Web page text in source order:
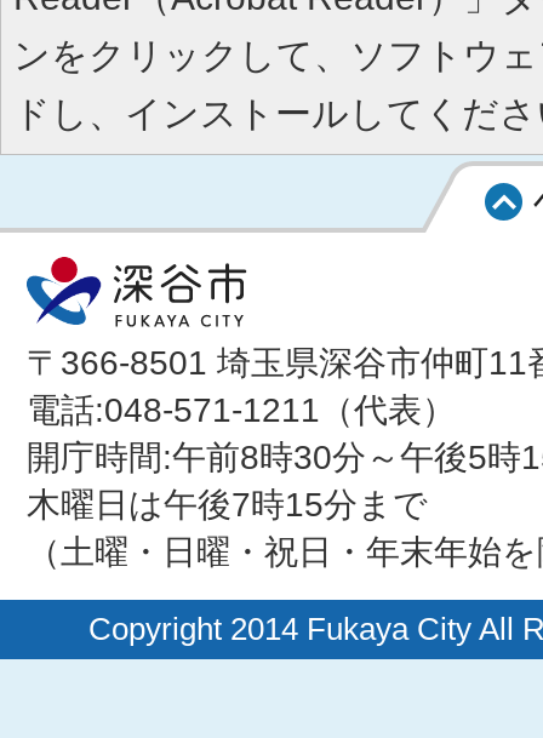
ンをクリックして、ソフトウ
ドし、インストールしてくだ
〒366-8501 埼玉県深谷市仲町11
電話:048-571-1211（代表）
開庁時間:午前8時30分～午後5時
木曜日は午後7時15分まで
（土曜・日曜・祝日・年末年始
Copyright 2014 Fukaya City All